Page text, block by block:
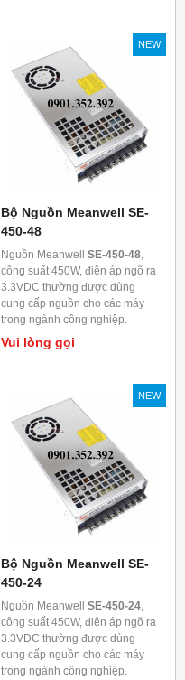
NEW
Bộ Nguồn Meanwell SE-
450-48
Nguồn Meanwell SE-450-48,
công suất 450W, điện áp ngõ ra
3.3VDC thường được dùng
cung cấp nguồn cho các máy
trong ngành công nghiệp.
Vui lòng gọi
NEW
Bộ Nguồn Meanwell SE-
450-24
Nguồn Meanwell SE-450-24,
công suất 450W, điện áp ngõ ra
3.3VDC thường được dùng
cung cấp nguồn cho các máy
trong ngành công nghiệp.